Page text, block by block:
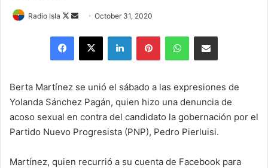
Radio Isla
Follow
Send
email
October 31, 2020
Facebook
X LinkedInPinterestWhatsAppShare via Email
Berta Martínez se unió el sábado a las expresiones de
Yolanda Sánchez Pagán, quien hizo una denuncia de
acoso sexual en contra del candidato la gobernación por el
Partido Nuevo Progresista (PNP), Pedro Pierluisi.
Martínez, quien recurrió a su cuenta de Facebook para